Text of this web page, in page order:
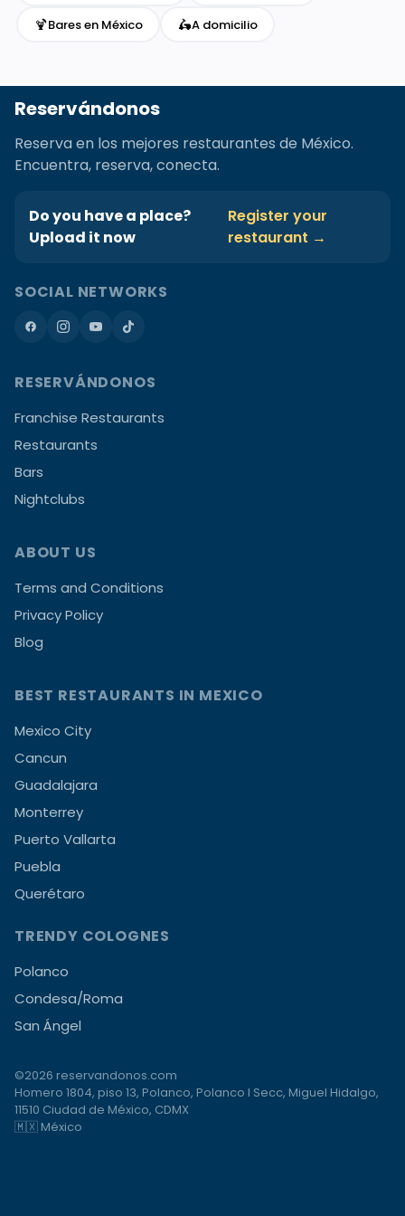
🍹Bares en México 🛵A domicilio
Reservándonos
Reserva en los mejores restaurantes de México.
Encuentra, reserva, conecta.
Do you have a place?
Upload it now
Register your
restaurant →
SOCIAL NETWORKS
RESERVÁNDONOS
Franchise Restaurants
Restaurants
Bars
Nightclubs
ABOUT US
Terms and Conditions
Privacy Policy
Blog
BEST RESTAURANTS IN MEXICO
Mexico City
Cancun
Guadalajara
Monterrey
Puerto Vallarta
Puebla
Querétaro
TRENDY COLOGNES
Polanco
Condesa/Roma
San Ángel
©2026 reservandonos.com
Homero 1804, piso 13, Polanco, Polanco I Secc, Miguel Hidalgo,
11510 Ciudad de México, CDMX
🇲🇽 México